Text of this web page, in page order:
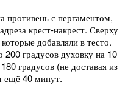
противень с пергаментом,
крест-накрест. Сверху
добавляли в тесто.
градусов духовку на 10
градусов (не доставая из
ещё 40 минут.